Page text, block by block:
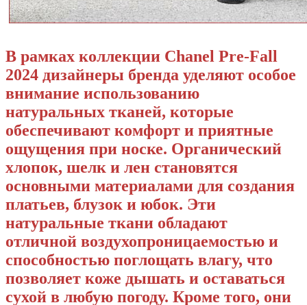
В рамках коллекции Chanel Pre-Fall
2024 дизайнеры бренда уделяют особое
внимание использованию
натуральных тканей, которые
обеспечивают комфорт и приятные
ощущения при носке. Органический
хлопок, шелк и лен становятся
основными материалами для создания
платьев, блузок и юбок. Эти
натуральные ткани обладают
отличной воздухопроницаемостью и
способностью поглощать влагу, что
позволяет коже дышать и оставаться
сухой в любую погоду. Кроме того, они